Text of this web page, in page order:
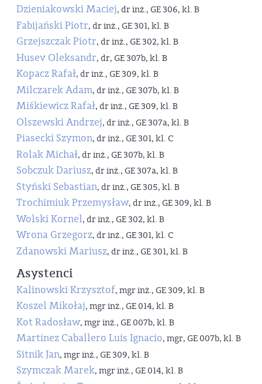
Dzieniakowski Maciej, dr inż., GE 306, kl. B
Fabijański Piotr, dr inż., GE 301, kl. B
Grzejszczak Piotr, dr inż., GE 302, kl. B
Husev Oleksandr, dr, GE 307b, kl. B
Kopacz Rafał, dr inż., GE 309, kl. B
Milczarek Adam, dr inż., GE 307b, kl. B
Miśkiewicz Rafał, dr inż., GE 309, kl. B
Olszewski Andrzej, dr inż., GE 307a, kl. B
Piasecki Szymon, dr inż., GE 301, kl. C
Rolak Michał, dr inż., GE 307b, kl. B
Sobczuk Dariusz, dr inż., GE 307a, kl. B
Styński Sebastian, dr inż., GE 305, kl. B
Trochimiuk Przemysław, dr inż., GE 309, kl. B
Wolski Kornel, dr inż., GE 302, kl. B
Wrona Grzegorz, dr inż., GE 301, kl. C
Zdanowski Mariusz, dr inż., GE 301, kl. B
Asystenci
Kalinowski Krzysztof, mgr inż., GE 309, kl. B
Koszel Mikołaj, mgr inż., GE 014, kl. B
Kot Radosław, mgr inż., GE 007b, kl. B
Martinez Caballero Luis Ignacio, mgr, GE 007b, kl. B
Sitnik Jan, mgr inż., GE 309, kl. B
Szymczak Marek, mgr inż., GE 014, kl. B